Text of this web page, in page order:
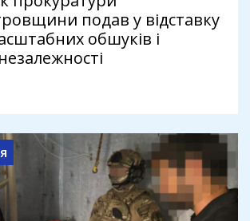
подав у відставку
обшуків і